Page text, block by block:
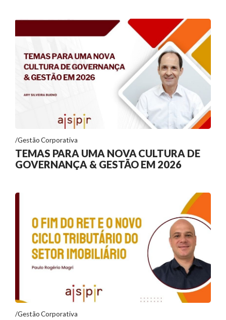
Gestão Corporativa
TEMAS PARA UMA NOVA CULTURA DE
GOVERNANÇA & GESTÃO EM 2026
Gestão Corporativa